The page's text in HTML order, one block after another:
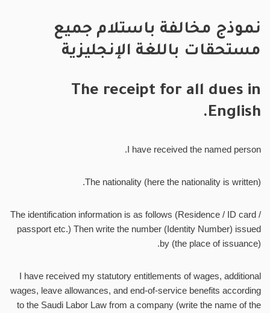
نموذج مخالفة باستلام جميع
مستحقات باللغة الإنجليزية
The receipt for all dues in
English.
I have received the named person.
The nationality (here the nationality is written).
The identification information is as follows (Residence / ID card /
passport etc.) Then write the number (Identity Number) issued
by (the place of issuance).
I have received my statutory entitlements of wages, additional
wages, leave allowances, and end-of-service benefits according
to the Saudi Labor Law from a company (write the name of the